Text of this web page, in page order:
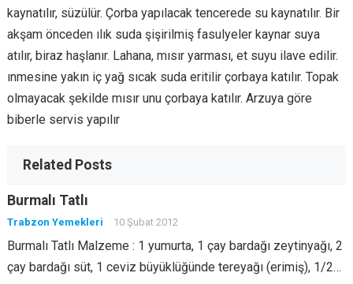
kaynatılır, süzülür. Çorba yapılacak tencerede su kaynatılır. Bir
akşam önceden ılık suda şişirilmiş fasulyeler kaynar suya
atılır, biraz haşlanır. Lahana, mısır yarması, et suyu ilave edilir.
ınmesine yakın iç yağ sıcak suda eritilir çorbaya katılır. Topak
olmayacak şekilde mısır unu çorbaya katılır. Arzuya göre
biberle servis yapılır
Related Posts
Burmalı Tatlı
Trabzon Yemekleri 10 Şubat 2012
Burmalı Tatlı Malzeme : 1 yumurta, 1 çay bardağı zeytinyağı, 2
çay bardağı süt, 1 ceviz büyüklüğünde tereyağı (erimiş), 1/2…